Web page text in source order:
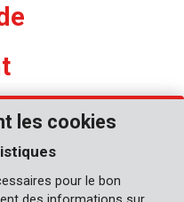
les cookies
pour le bon